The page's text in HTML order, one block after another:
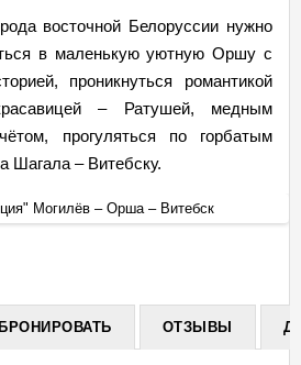
восточной Белоруссии нужно
в маленькую уютную Оршу с
проникнуться романтикой
– Ратушей, медным
прогуляться по горбатым
Шагала – Витебску.
Могилёв – Орша – Витебск
ОТЗЫВЫ